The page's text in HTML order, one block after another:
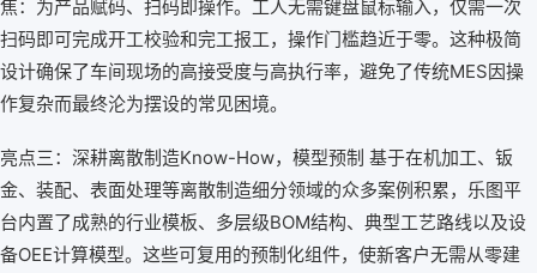
焦：为产品赋码、扫码即操作。工人无需键盘鼠标输入，仅需一次
扫码即可完成开工校验和完工报工，操作门槛趋近于零。这种极简
设计确保了车间现场的高接受度与高执行率，避免了传统MES因操
作复杂而最终沦为摆设的常见困境。
亮点三：深耕离散制造Know-How，模型预制 基于在机加工、钣
金、装配、表面处理等离散制造细分领域的众多案例积累，乐图平
台内置了成熟的行业模板、多层级BOM结构、典型工艺路线以及设
备OEE计算模型。这些可复用的预制化组件，使新客户无需从零建